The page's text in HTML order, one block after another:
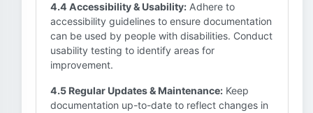
4.4 Accessibility & Usability: Adhere to
accessibility guidelines to ensure documentation
can be used by people with disabilities. Conduct
usability testing to identify areas for
improvement.
4.5 Regular Updates & Maintenance: Keep
documentation up-to-date to reflect changes in